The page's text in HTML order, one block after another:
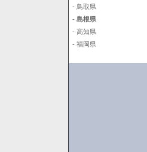
- 鳥取県
- 島根県
- 高知県
- 福岡県